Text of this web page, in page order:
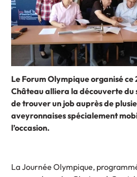
Le Forum Olympique organisé ce
Château alliera la découverte du
de trouver un job auprès de
aveyronnaises spécialement
l’occasion.
La Journée Olympique,